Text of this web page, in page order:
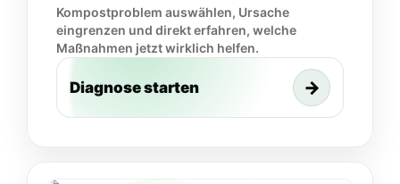
Kompostproblem auswählen, Ursache
eingrenzen und direkt erfahren, welche
Maßnahmen jetzt wirklich helfen.
Diagnose starten →